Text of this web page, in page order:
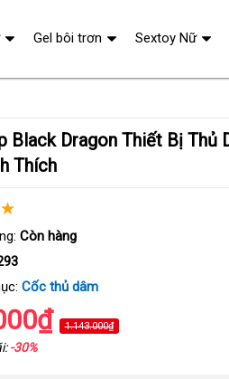
Thích
Còn hàng
Cốc thủ dâm
1.143.000₫
-30%
Gel bôi trơn Sextoy Nữ